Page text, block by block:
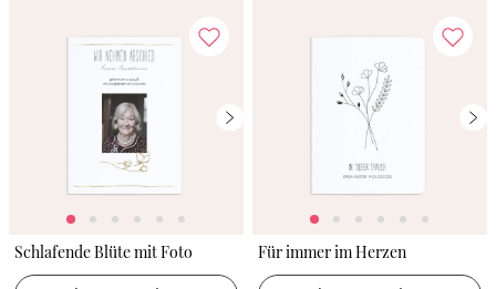
Schlafende Blüte mit Foto Für immer im Herzen